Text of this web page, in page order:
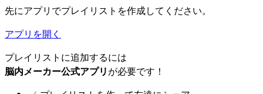
先にアプリでプレイリストを作成してください。
アプリを開く
プレイリストに追加するには
脳内メーカー公式アプリが必要です！